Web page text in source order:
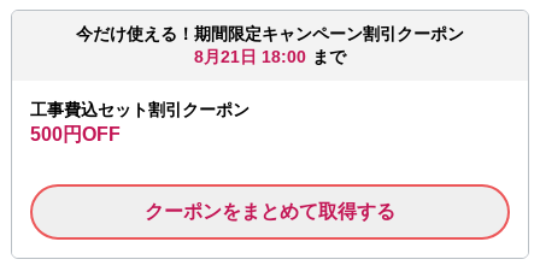
今だけ使える！期間限定キャンペーン割引クーポン
8月21日 18:00 まで
工事費込セット割引クーポン
500円OFF
クーポンをまとめて取得する